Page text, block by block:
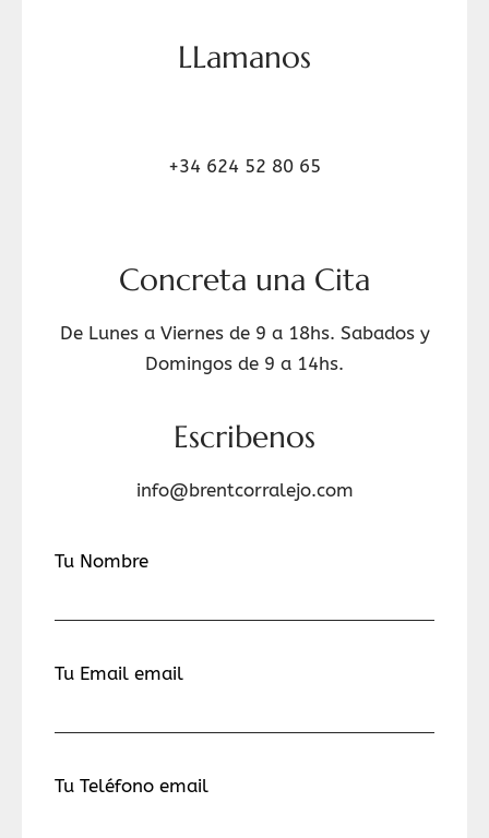
LLamanos
+34 624 52 80 65
Concreta una Cita
De Lunes a Viernes de 9 a 18hs. Sabados y
Domingos de 9 a 14hs.
Escribenos
info@brentcorralejo.com
Tu Nombre
Tu Email email
Tu Teléfono email